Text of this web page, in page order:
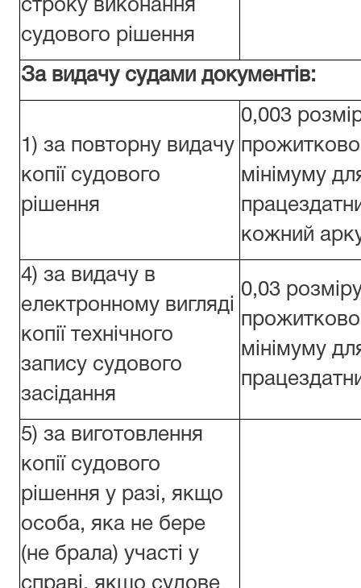
строку виконання
судового рішення
За видачу судами документів:
1) за повторну видачу
копії судового
рішення
0,003
мінімуму
кожний
4) за видачу в
електронному вигляді
копії технічного
запису судового
засідання
0,03
мінімуму
5) за виготовлення
копії судового
рішення у разі, якщо
особа, яка не бере
(не брала) участі у
справі, якщо судове